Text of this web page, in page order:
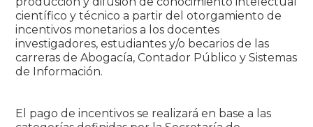
científico y técnico a partir del otorgamiento de
incentivos monetarios a los docentes
investigadores, estudiantes y/o becarios de las
carreras de Abogacía, Contador Público y Sistemas
de Información.
El pago de incentivos se realizará en base a las